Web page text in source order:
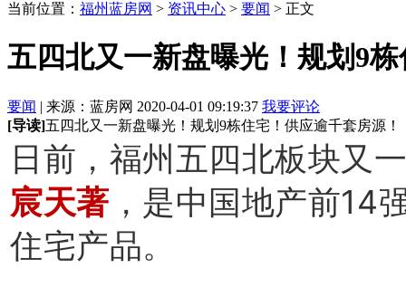
当前位置： 福州蓝房网 > 资讯中心 > 要闻 > 正文
五四北又一新盘曝光！规划9
要闻 | 来源：蓝房网 2020-04-01 09:19:37 我要评论
[导读]五四北又一新盘曝光！规划9栋住宅！供应逾千套房源！
日前，福州五四北板块又
宸天著 ，是中国地产前14
住宅产品。